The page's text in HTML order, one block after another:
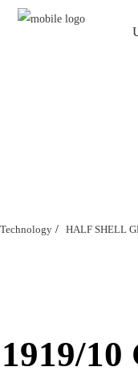
Technology / HALF SHELL
1919/